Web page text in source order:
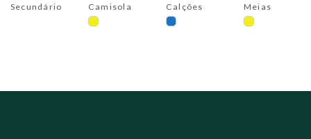
Secundário Camisola Calções Meias